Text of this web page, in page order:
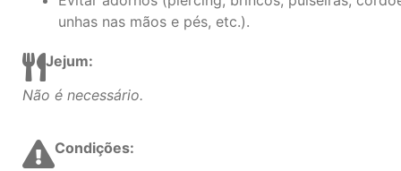
unhas nas mãos e pés, etc.).
Jejum:
Não é necessário.
Condições: